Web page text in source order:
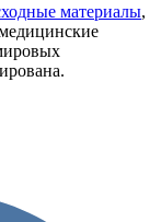
материалы,